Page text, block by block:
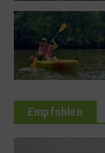
Empfohlen